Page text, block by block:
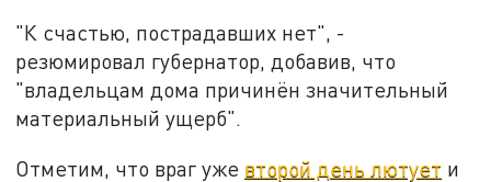
"К счастью, пострадавших нет", -
резюмировал губернатор, добавив, что
"владельцам дома причинён значительный
материальный ущерб".
Отметим, что враг уже второй день лютует и